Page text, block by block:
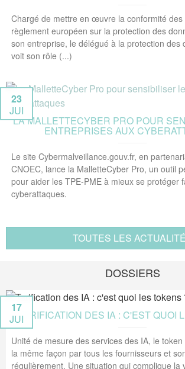
Chargé de mettre en œuvre la conformité des
règlement européen sur la protection des
son entreprise, le délégué à la protection des
voit son rôle (...)
LA MALLETTECYBER PRO POUR
ENTREPRISES AUX
23
JUI
Le site Cybermalveillance.gouv.fr, en
CNOEC, lance la MalletteCyber Pro, un outil
pour aider les TPE-PME à mieux se protéger
cyberattaques.
TOUTES LES
DOSSIERS
TARIFICATION DES IA : C'EST QUOI
17
JUI
Unité de mesure des services des IA, le
la même façon par tous les fournisseurs et
régulièrement. Une situation qui complique la